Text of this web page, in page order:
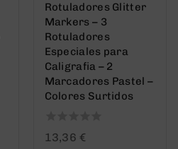
Rotuladores Glitter
Markers – 3
Rotuladores
Especiales para
Caligrafia – 2
Marcadores Pastel –
Colores Surtidos
0
13,36 €